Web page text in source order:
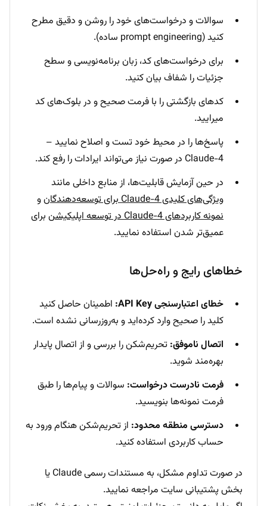
سوالات و درخواست‌های خود را روشن و دقیق مطرح
کنید (prompt engineering ساده).
برای درخواست‌های کد، زبان برنامه‌نویسی و سطح
جزئیات را شفاف بیان کنید.
کدهای بازگشتی را با فرمت صحیح و در بلوک‌های کد
میرایید.
پاسخ‌ها را در محیط خود تست و اصلاح نمایید –
Claude-4 در صورت نیاز می‌تواند ایرادات را رفع کند.
در حین آزمایش قابلیت‌ها، از منابع داخلی مانند
ویژگی‌های کلیدی Claude-4 برای توسعه‌دهندگان
و
نمونه کاربردهای Claude-4 در توسعه اپلیکیشن
برای
عمیق‌تر شدن استفاده نمایید.
خطاهای رایج و راه‌حل‌ها
خطای اعتبارسنجی API Key:
اطمینان حاصل کنید
کلید را صحیح وارد کرده‌اید و به‌روزرسانی نشده است.
اتصال ناموفق: تحریم‌شکن را بررسی و از اتصال پایدار
بهره‌مند شوید.
فرمت نادرست درخواست: سوالات و پیام‌ها را طبق
فرمت نمونه‌ها بنویسید.
دسترسی منطقه محدود: از تحریم‌شکن هنگام ورود به
حساب کاربردی استفاده کنید.
در صورت تداوم مشکل، به مستندات رسمی Claude یا
بخش پشتیبانی سایت مراجعه نمایید.